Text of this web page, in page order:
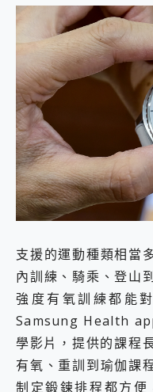
支援的運動種類相當
內訓練、騎乘、登山
強度有氧訓練都能
Samsung Health
學影片，提供的課程
有氧、重訓到瑜伽課
制定鍛鍊排程都方